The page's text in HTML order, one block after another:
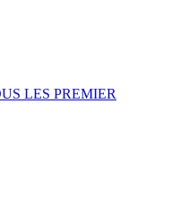
LES PREMIER